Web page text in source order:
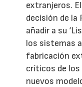
extranjeros.
decisión de la
añadir a su
los sistemas
fabricación
críticos de los
nuevos